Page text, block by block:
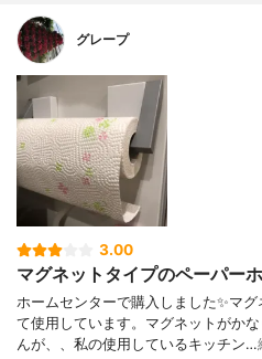
グレープ
3.00
マグネットタイプのペーパー
ホームセンターで購入しました✨マ
て使用しています。マグネットがか
んが、、私の使用しているキッチン…